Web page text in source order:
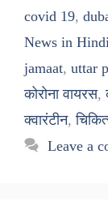
covid 19,
News in
jamaat, uttar
कोरोना वायरस,
क्वारंटीन,
Leave a